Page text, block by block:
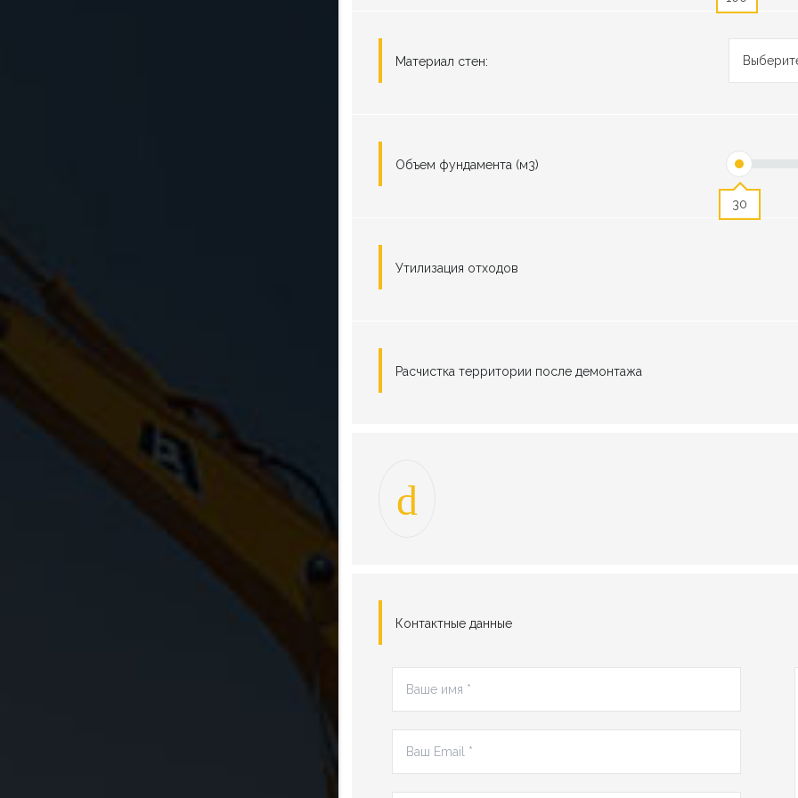
Материал стен:
Объем фундамента (м3)
30
Утилизация отходов
Расчистка территории после демонтажа
Контактные данные